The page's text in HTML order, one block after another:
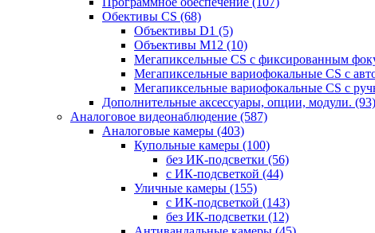
Обективы CS (68)
Объективы D1 (5)
Объективы M12 (10)
Мегапиксельные CS c фиксированным
Мегапиксельные вариофокальные CS c
Мегапиксельные вариофокальные CS c
Дополнительные аксессуары, опции, модули. (93)
Аналоговое видеонаблюдение (587)
Аналоговые камеры (403)
Купольные камеры (100)
без ИК-подсветки (56)
с ИК-подсветкой (44)
Уличные камеры (155)
с ИК-подсветкой (143)
без ИК-подсветки (12)